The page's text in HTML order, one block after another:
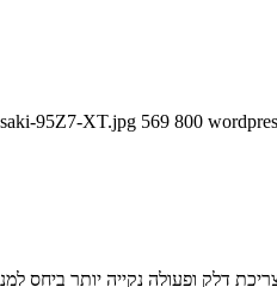
95Z7-XT.jpg 569 800